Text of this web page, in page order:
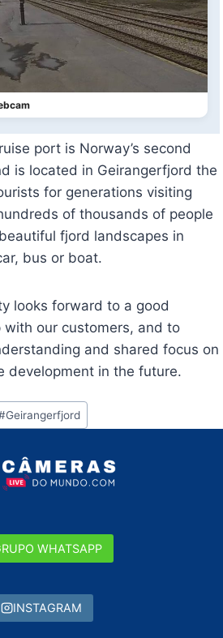
port is Norway’s second
is located in Geirangerfjord the
for generations visiting
of thousands of people
fjord landscapes in
bus or boat.
looks forward to a good
with our customers, and to
and shared focus on
development in the future.
Geirangerfjord
WHATSAPP
INSTAGRAM